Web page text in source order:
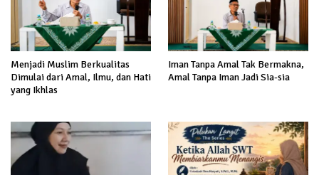
Menjadi Muslim Berkualitas
Dimulai dari Amal, Ilmu, dan Hati
yang Ikhlas
Iman Tanpa Amal Tak Bermakna,
Amal Tanpa Iman Jadi Sia-sia